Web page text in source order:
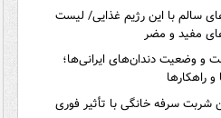
سالم با این رژیم غذایی/ لیست
مفید و مضر
و وضعیت دندان‌های ایرانی‌ها؛
راهکارها
شربت سرفه خانگی با تأثیر فوری